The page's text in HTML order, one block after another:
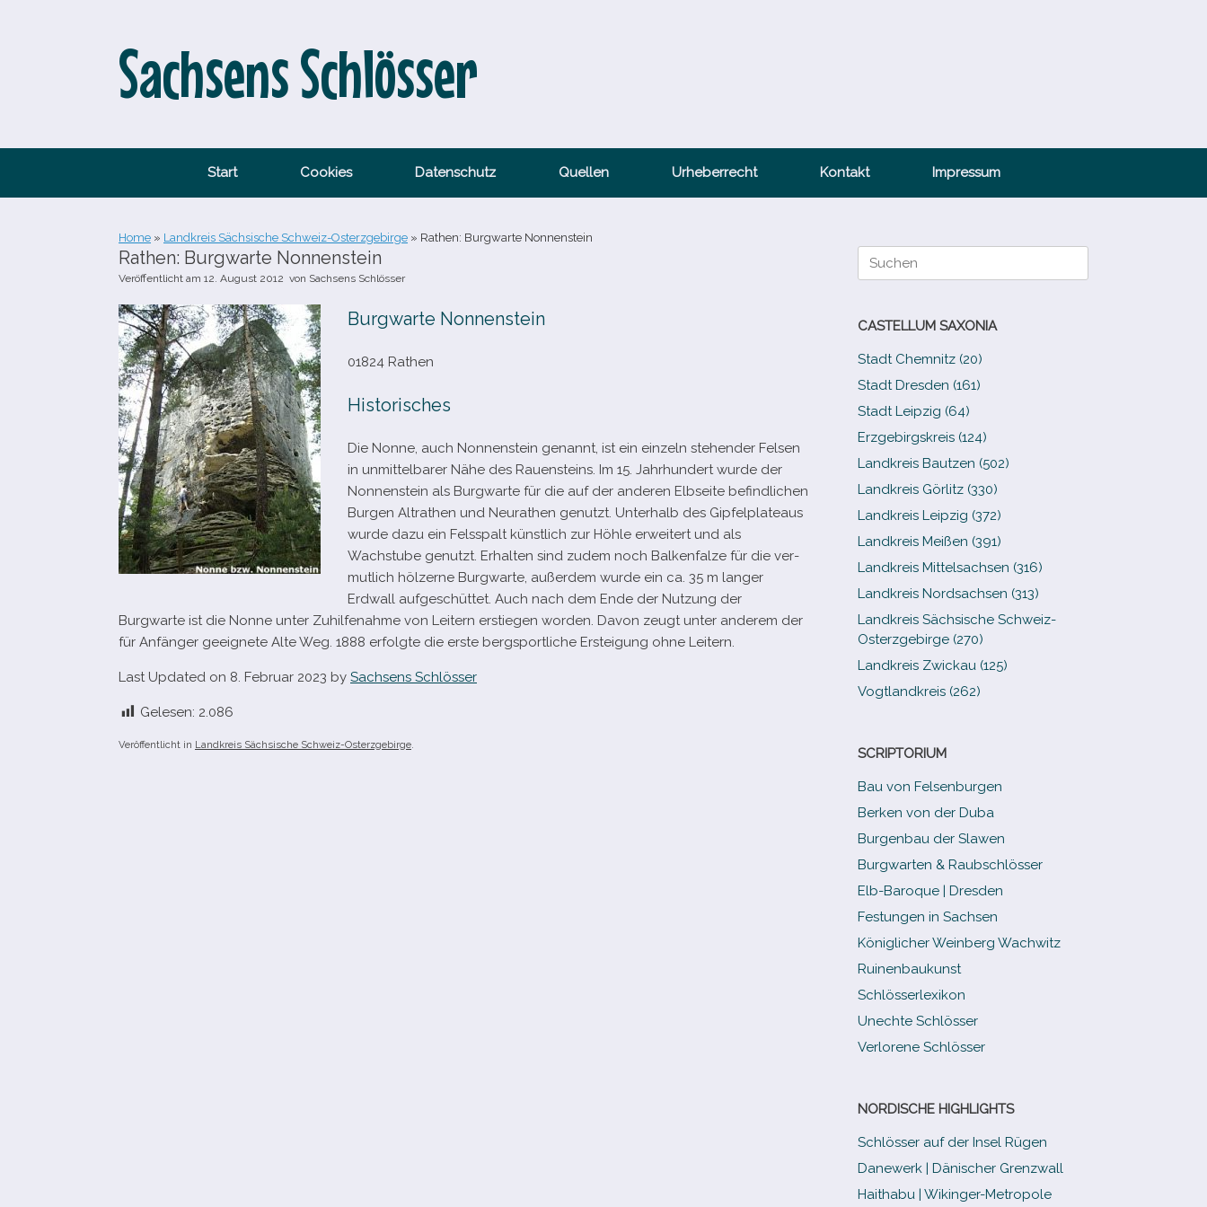
Sachsens Schlösser
Start Cookies Datenschutz Quellen Urheberrecht Kontakt Impressum
Home » Landkreis Sächsische Schweiz-Osterzgebirge » Rathen: Burgwarte Nonnenstein
Rathen: Burgwarte Nonnenstein
Veröffentlicht am 12. August 2012 von Sachsens Schlösser
Burgwarte Nonnenstein
01824 Rathen
Historisches
Die Nonne, auch Nonnenstein genannt, ist ein ein­zeln ste­hen­der Felsen
in unmit­tel­ba­rer Nähe des Rauensteins. Im 15. Jahrhundert wurde der
Nonnenstein als Burgwarte für die auf der ande­ren Elbseite befind­li­chen
Burgen Altrathen und Neurathen genutzt. Unterhalb des Gipfelplateaus
wurde dazu ein Felsspalt künst­lich zur Höhle erwei­tert und als
Wachstube genutzt. Erhalten sind zudem noch Balkenfalze für die ver­
mut­lich höl­zerne Burgwarte, außer­dem wurde ein ca. 35 m lan­ger
Erdwall auf­ge­schüt­tet. Auch nach dem Ende der Nutzung der
Burgwarte ist die Nonne unter Zuhilfenahme von Leitern erstie­gen wor­den. Davon zeugt unter ande­rem der
für Anfänger geeig­nete Alte Weg. 1888 erfolgte die erste berg­sport­li­che Ersteigung ohne Leitern.
Last Updated on 8. Februar 2023 by Sachsens Schlösser
Gelesen: 2.086
Veröffentlicht in Landkreis Sächsische Schweiz-Osterzgebirge
Suche
nach:
CASTELLUM SAXONIA
Stadt Chemnitz (20)
Stadt Dresden (161)
Stadt Leipzig (64)
Erzgebirgskreis (124)
Landkreis Bautzen (502)
Landkreis Görlitz (330)
Landkreis Leipzig (372)
Landkreis Meißen (391)
Landkreis Mittelsachsen (316)
Landkreis Nordsachsen (313)
Landkreis Sächsische Schweiz-​
Osterzgebirge (270)
Landkreis Zwickau (125)
Vogtlandkreis (262)
SCRIPTORIUM
Bau von Felsenburgen
Berken von der Duba
Burgenbau der Slawen
Burgwarten & Raubschlösser
Elb-​Baroque | Dresden
Festungen in Sachsen
Königlicher Weinberg Wachwitz
Ruinenbaukunst
Schlösserlexikon
Unechte Schlösser
Verlorene Schlösser
NORDISCHE HIGHLIGHTS
Schlösser auf der Insel Rügen
Danewerk | Dänischer Grenzwall
Haithabu | Wikinger-Metropole